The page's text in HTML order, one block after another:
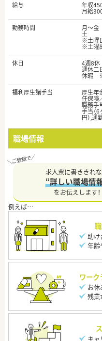
給与
年収
月給
勤務時間
月～金
土
※土曜
※土曜
休日
4週8休
週休二
休暇 ※
福利厚生諸手当
厚生年
任保険
職務手
手当（
円）,通
職場情報
求人票に書ききれ
“詳しい職場情
をお伝えします！
助け
年齢
ワーク
お休
残業
キ